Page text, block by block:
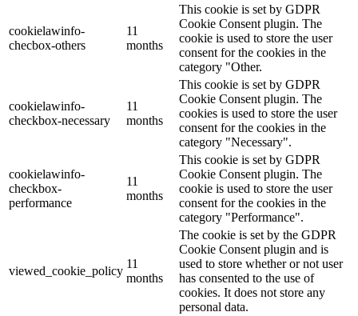
cookielawinfo-
checbox-others
11
months
This cookie is set by GDPR
Cookie Consent plugin. The
cookie is used to store the user
consent for the cookies in the
category "Other.
cookielawinfo-
checkbox-necessary
11
months
This cookie is set by GDPR
Cookie Consent plugin. The
cookies is used to store the user
consent for the cookies in the
category "Necessary".
cookielawinfo-
checkbox-
performance
11
months
This cookie is set by GDPR
Cookie Consent plugin. The
cookie is used to store the user
consent for the cookies in the
category "Performance".
viewed_cookie_policy
11
months
The cookie is set by the GDPR
Cookie Consent plugin and is
used to store whether or not user
has consented to the use of
cookies. It does not store any
personal data.